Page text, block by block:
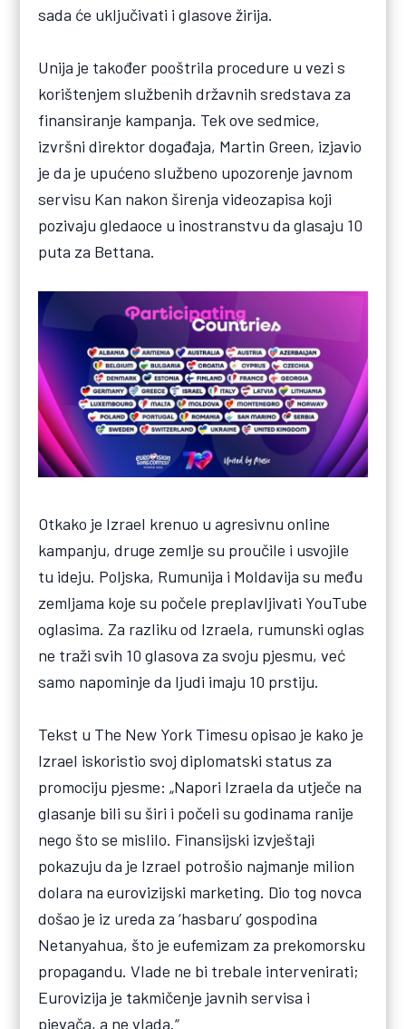
sada će uključivati i glasove žirija.
Unija je također pooštrila procedure u vezi s
korištenjem službenih državnih sredstava za
finansiranje kampanja. Tek ove sedmice,
izvršni direktor događaja, Martin Green, izjavio
je da je upućeno službeno upozorenje javnom
servisu Kan nakon širenja videozapisa koji
pozivaju gledaoce u inostranstvu da glasaju 10
puta za Bettana.
Otkako je Izrael krenuo u agresivnu online
kampanju, druge zemlje su proučile i usvojile
tu ideju. Poljska, Rumunija i Moldavija su među
zemljama koje su počele preplavljivati YouTube
oglasima. Za razliku od Izraela, rumunski oglas
ne traži svih 10 glasova za svoju pjesmu, već
samo napominje da ljudi imaju 10 prstiju.
Tekst u The New York Timesu opisao je kako je
Izrael iskoristio svoj diplomatski status za
promociju pjesme: „Napori Izraela da utječe na
glasanje bili su širi i počeli su godinama ranije
nego što se mislilo. Finansijski izvještaji
pokazuju da je Izrael potrošio najmanje milion
dolara na eurovizijski marketing. Dio tog novca
došao je iz ureda za ‘hasbaru’ gospodina
Netanyahua, što je eufemizam za prekomorsku
propagandu. Vlade ne bi trebale intervenirati;
Eurovizija je takmičenje javnih servisa i
pjevača, a ne vlada.“